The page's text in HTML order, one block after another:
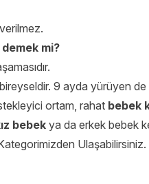
mi?
9 ayda yürüyen
ortam, rahat bebek
bebek ya da erkek bebek
Ulaşabilirsiniz.